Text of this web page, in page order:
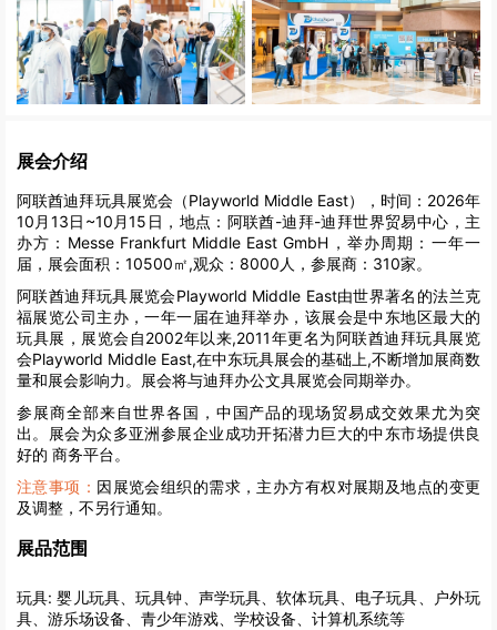
展会介绍
阿联酋迪拜玩具展览会（Playworld Middle East），时间：2026年
10月13日~10月15日，地点：阿联酋-迪拜-迪拜世界贸易中心，主
办方：Messe Frankfurt Middle East GmbH，举办周期：一年一
届，展会面积：10500㎡,观众：8000人，参展商：310家。
阿联酋迪拜玩具展览会Playworld Middle East由世界著名的法兰克
福展览公司主办，一年一届在迪拜举办，该展会是中东地区最大的
玩具展，展览会自2002年以来,2011年更名为阿联酋迪拜玩具展览
会Playworld Middle East,在中东玩具展会的基础上,不断增加展商数
量和展会影响力。展会将与迪拜办公文具展览会同期举办。
参展商全部来自世界各国，中国产品的现场贸易成交效果尤为突
出。展会为众多亚洲参展企业成功开拓潜力巨大的中东市场提供良
好的 商务平台。
注意事项： 因展览会组织的需求，主办方有权对展期及地点的变更
及调整，不另行通知。
展品范围
玩具: 婴儿玩具、玩具钟、声学玩具、软体玩具、电子玩具、户外玩
具、游乐场设备、青少年游戏、学校设备、计算机系统等